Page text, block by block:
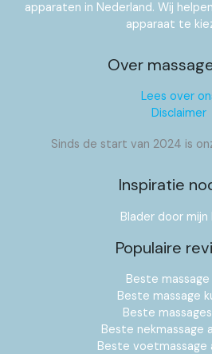
apparaten in Nederland. Wij
apparaat te
Over
Lees over
Disclaimer
Sinds de start van 2024 is
Inspiratie
Blader door mijn
Populaire
Beste massage
Beste massage
Beste
Beste nekmassage
Beste voetmassage